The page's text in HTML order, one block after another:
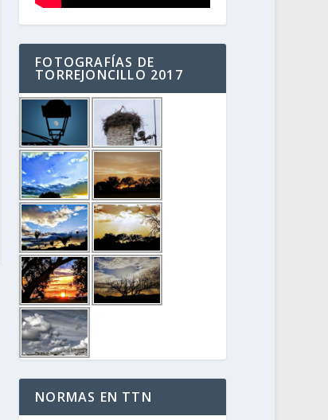
FOTOGRAFÍAS DE
TORREJONCILLO 2017
NORMAS EN TTN